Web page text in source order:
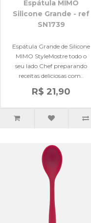
Espátula MIMO
Silicone Grande - ref
SN1739
Espátula Grande de Silicone
MIMO StyleMostre todo o
seu lado Chef preparando
receitas deliciosas com..
R$ 21,90